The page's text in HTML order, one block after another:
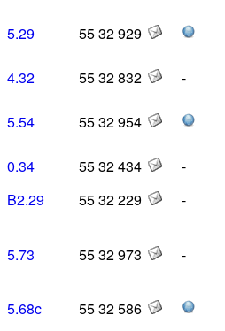
5.29 55 32 929
4.32 55 32 832
-
5.54 55 32 954
0.34 55 32 434
-
B2.29 55 32 229
-
5.73 55 32 973 -
5.68c
55 32 586